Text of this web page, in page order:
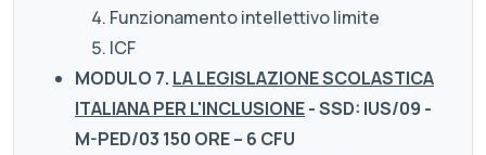
Funzionamento intellettivo limite
ICF
MODULO 7. LA LEGISLAZIONE SCOLASTICA
ITALIANA PER L'INCLUSIONE- SSD: IUS/09 -
M-PED/03 150 ORE – 6 CFU